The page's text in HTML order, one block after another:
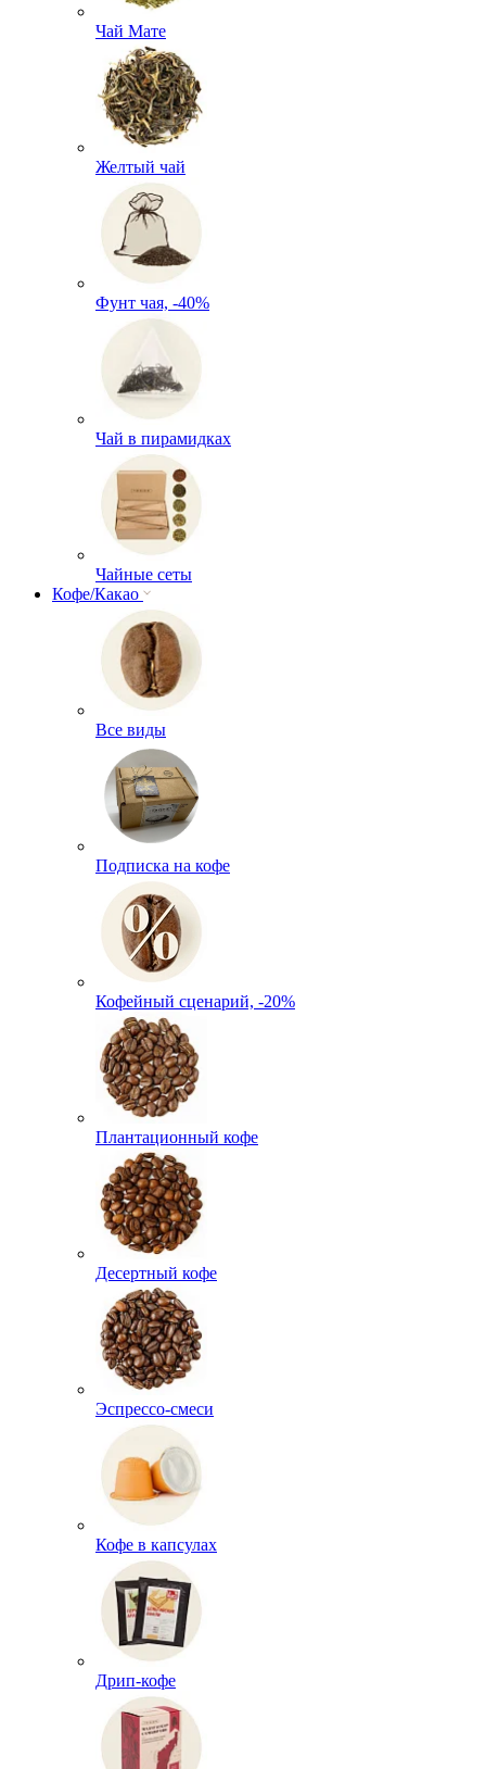
Чай Мате
Желтый чай
Фунт чая, -40%
Чай в пирамидках
Чайные сеты
Кофе/Какао
Все виды
Подписка на кофе
Кофейный сценарий, -20%
Плантационный кофе
Десертный кофе
Эспрессо-смеси
Кофе в капсулах
Дрип-кофе